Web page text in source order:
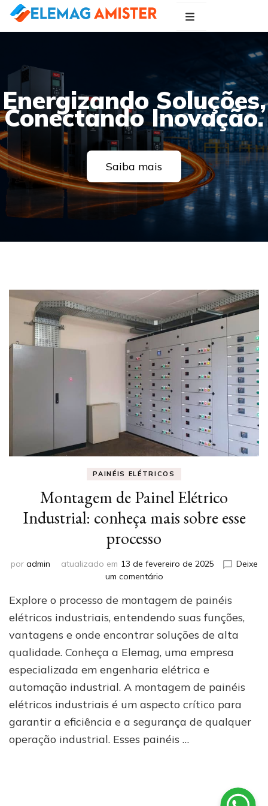
Energizando Soluções,
Conectando Inovação.
Saiba mais
PAINÉIS ELÉTRICOS
Montagem de Painel Elétrico
Industrial: conheça mais sobre esse
processo
por admin atualizado em 13 de fevereiro de 2025
Deixe
um comentárioem
de
Painel
Industrial:
conheça
mais
sobre
esse
processo
Explore o processo de montagem de painéis
elétricos industriais, entendendo suas funções,
vantagens e onde encontrar soluções de alta
qualidade. Conheça a Elemag, uma empresa
especializada em engenharia elétrica e
automação industrial. A montagem de painéis
elétricos industriais é um aspecto crítico para
garantir a eficiência e a segurança de qualquer
operação industrial. Esses painéis …